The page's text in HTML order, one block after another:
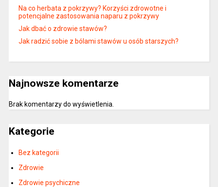
Na co herbata z pokrzywy? Korzyści zdrowotne i
potencjalne zastosowania naparu z pokrzywy
Jak dbać o zdrowie stawów?
Jak radzić sobie z bólami stawów u osób starszych?
Najnowsze komentarze
Brak komentarzy do wyświetlenia.
Kategorie
Bez kategorii
Zdrowie
Zdrowie psychiczne